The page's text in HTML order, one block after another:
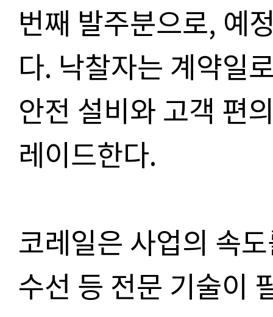
번째 발주분으로, 예
다. 낙찰자는 계약일
안전 설비와 고객 편
레이드한다.
코레일은 사업의 속
수선 등 전문 기술이